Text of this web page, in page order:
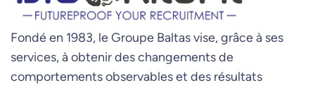
Fondé en 1983, le Groupe Baltas vise, grâce à ses
services, à obtenir des changements de
comportements observables et des résultats